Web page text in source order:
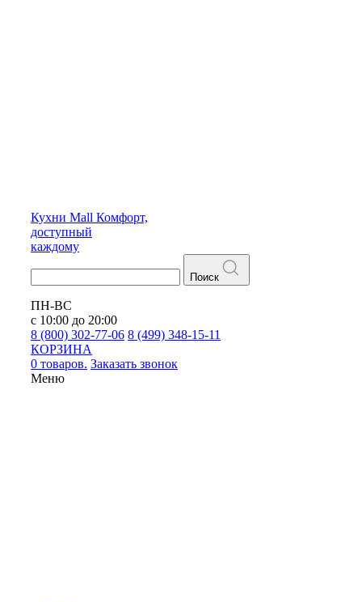
Кухни Mall Комфорт,
доступный
каждому
Поиск
ПН-ВС
с 10:00 до 20:00
8 (800) 302-77-06 8 (499) 348-15-11
КОРЗИНА
0 товаров. Заказать звонок
Меню